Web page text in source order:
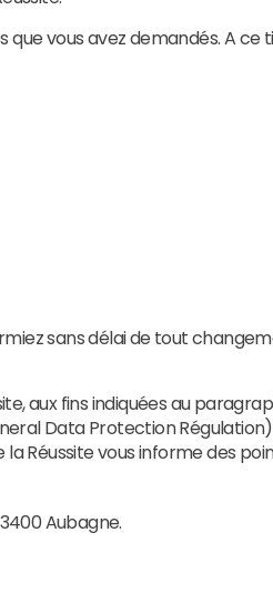
que vous avez demandés. A ce
sans délai de tout
aux fins indiquées au
Data Protection
Réussite vous informe des
Aubagne.